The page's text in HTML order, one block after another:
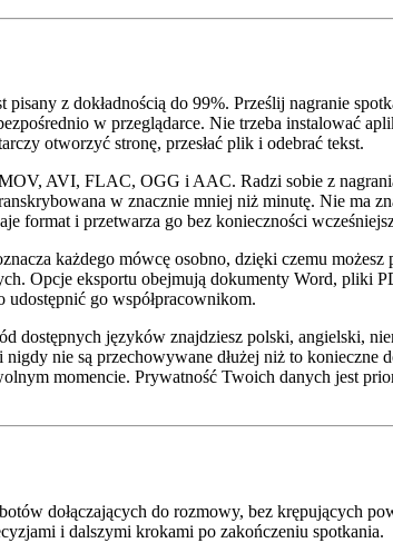
z dokładnością do 99%. Prześlij nagranie
w przeglądarce. Nie trzeba instalować
otworzyć stronę, przesłać plik i odebrać tekst.
AVI, FLAC, OGG i AAC. Radzi sobie z
w znacznie mniej niż minutę. Nie ma
format i przetwarza go bez konieczności
każdego mówcę osobno, dzięki czemu możesz
Opcje eksportu obejmują dokumenty Word, pliki
go współpracownikom.
dostępnych języków znajdziesz polski, angielski,
nie są przechowywane dłużej niż to
momencie. Prywatność Twoich danych jest
dołączających do rozmowy, bez krępujących
i dalszymi krokami po zakończeniu spotkania.